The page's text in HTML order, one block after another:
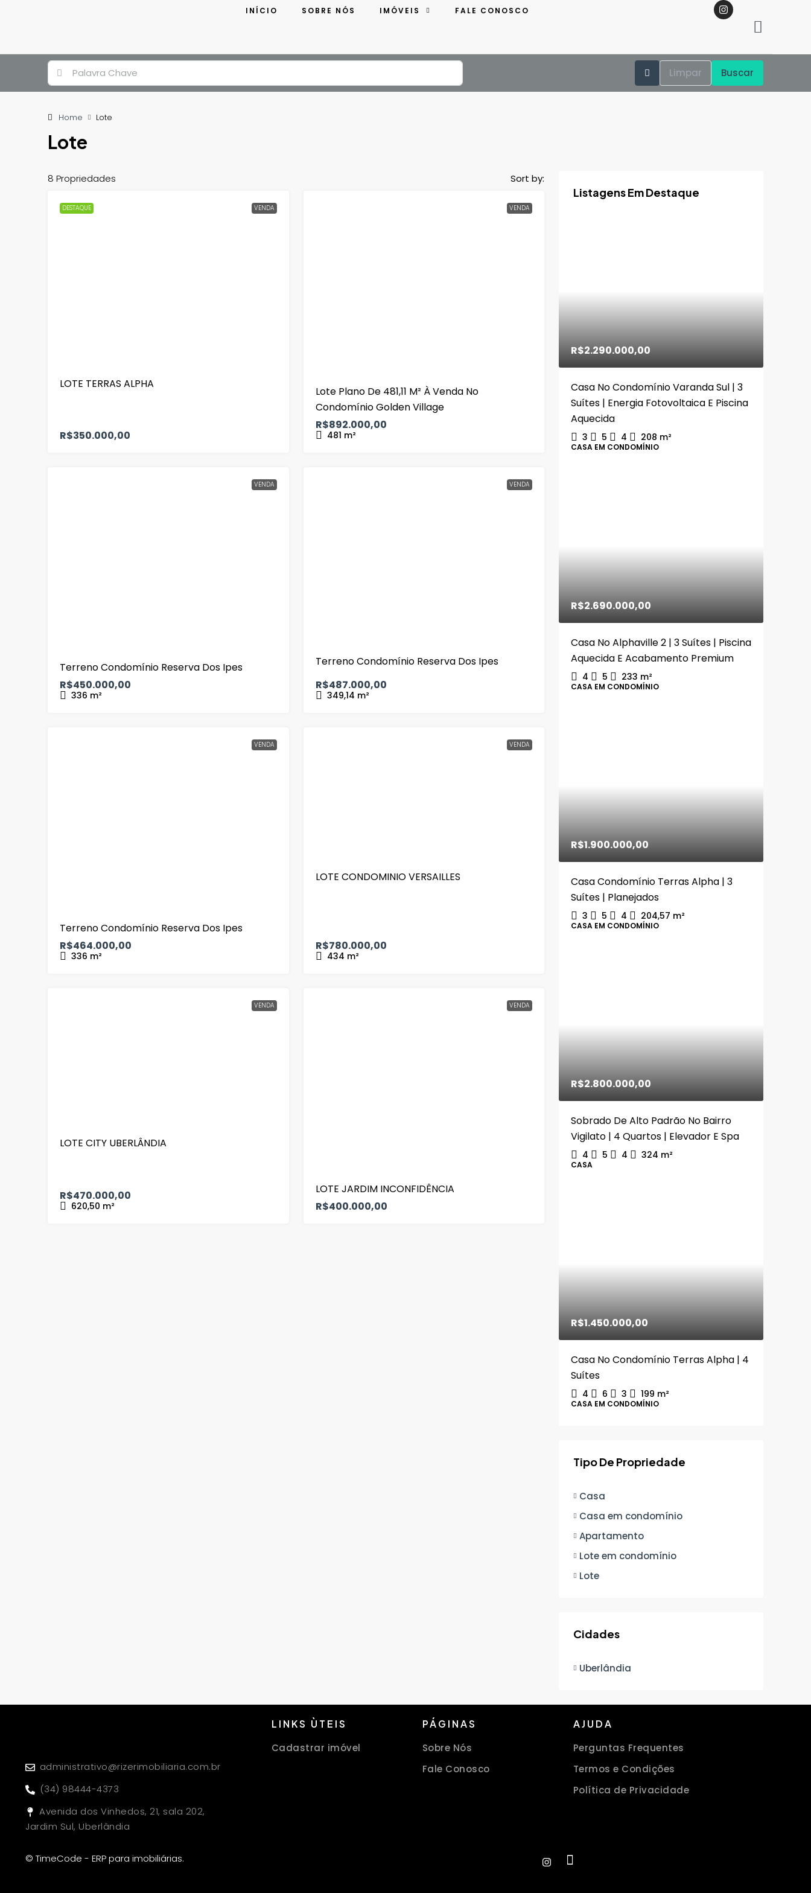
INÍCIO SOBRE NÓS IMÓVEIS FALE CONOSCO
Limpar Buscar
Home Lote
Lote
8 Propriedades Sort by:
DESTAQUE VENDA
LOTE TERRAS ALPHA
R$350.000,00
VENDA
Lote Plano De 481,11 M² À Venda No
Condomínio Golden Village
R$892.000,00
481 m²
VENDA
Terreno Condomínio Reserva Dos Ipes
R$450.000,00
336 m²
VENDA
Terreno Condomínio Reserva Dos Ipes
R$487.000,00
349,14 m²
VENDA
Terreno Condomínio Reserva Dos Ipes
R$464.000,00
336 m²
VENDA
LOTE CONDOMINIO VERSAILLES
R$780.000,00
434 m²
VENDA
LOTE CITY UBERLÂNDIA
R$470.000,00
620,50 m²
VENDA
LOTE JARDIM INCONFIDÊNCIA
R$400.000,00
Listagens Em Destaque
R$2.290.000,00
Casa No Condomínio Varanda Sul | 3
Suítes | Energia Fotovoltaica E Piscina
Aquecida
3 5 4 208 m²
CASA EM CONDOMÍNIO
R$2.690.000,00
Casa No Alphaville 2 | 3 Suítes | Piscina
Aquecida E Acabamento Premium
4 5 233 m²
CASA EM CONDOMÍNIO
R$1.900.000,00
Casa Condomínio Terras Alpha | 3
Suítes | Planejados
3 5 4 204,57 m²
CASA EM CONDOMÍNIO
R$2.800.000,00
Sobrado De Alto Padrão No Bairro
Vigilato | 4 Quartos | Elevador E Spa
4 5 4 324 m²
CASA
R$1.450.000,00
Casa No Condomínio Terras Alpha | 4
Suítes
4 6 3 199 m²
CASA EM CONDOMÍNIO
Tipo De Propriedade
Casa
Casa em condomínio
Apartamento
Lote em condomínio
Lote
Cidades
Uberlândia
administrativo@rizerimobiliaria.com.br
(34) 98444-4373
Avenida dos Vinhedos, 21, sala 202,
Jardim Sul, Uberlândia
LINKS ÙTEIS
Cadastrar imóvel
PÁGINAS
Sobre Nós
Fale Conosco
AJUDA
Perguntas Frequentes
Termos e Condições
Política de Privacidade
© TimeCode - ERP para imobiliárias.